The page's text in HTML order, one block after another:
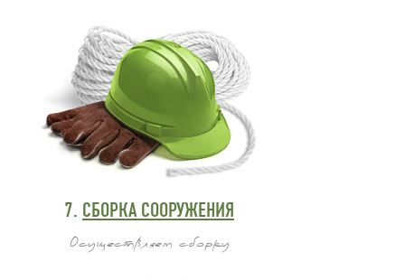
7. СБОРКА СООРУЖЕНИЯ
Осуществляем сборку